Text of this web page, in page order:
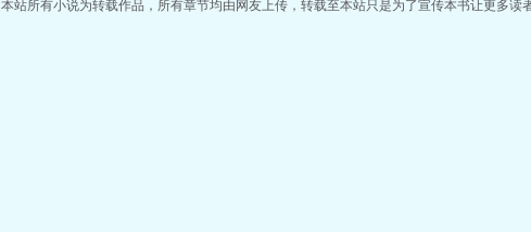
本站所有小说为转载作品，所有章节均由网友上传，转载至本站只是为了宣传本书让更多读